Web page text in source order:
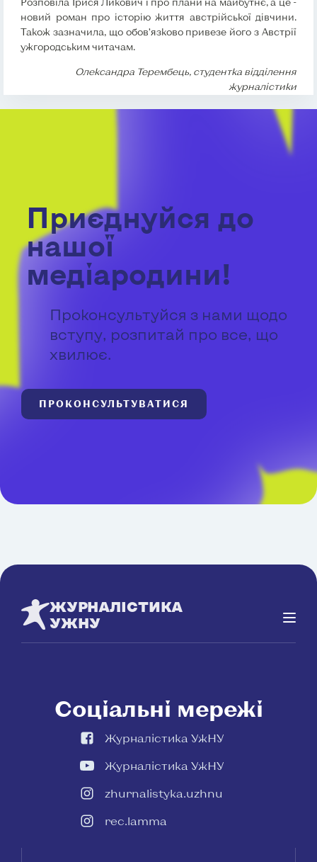
Розповіла Ірися Ликович і про плани на майбутнє, а це -
новий роман про історію життя австрійської дівчини.
Також зазначила, що обов’язково привезе його з Австрії
ужгородським читачам.
Олександра Терембець, студентка відділення
журналістики
Приєднуйся до
нашої
медіародини!
Проконсультуйся з нами щодо
вступу, розпитай про все, що
хвилює.
ПРОКОНСУЛЬТУВАТИСЯ
ЖУРНАЛІСТИКА
УЖНУ
Соціальні мережі
Журналістика УжНУ
Журналістика УжНУ
zhurnalistyka.uzhnu
rec.lamma